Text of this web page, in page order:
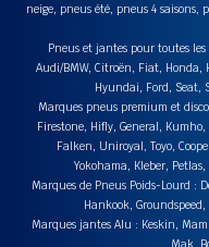
neige, pneus été, pneus 4
Pneus et jantes pour toutes
Audi/BMW, Citroën, Fiat, Honda,
Hyundai, Ford, Seat,
Marques pneus premium et
Firestone, Hifly, General,
Falken, Uniroyal, Toyo,
Yokohama, Kleber,
Marques de Pneus Poids-Lourd :
Hankook, Groundspeed,
Marques jantes Alu : Keskin,
Mak,